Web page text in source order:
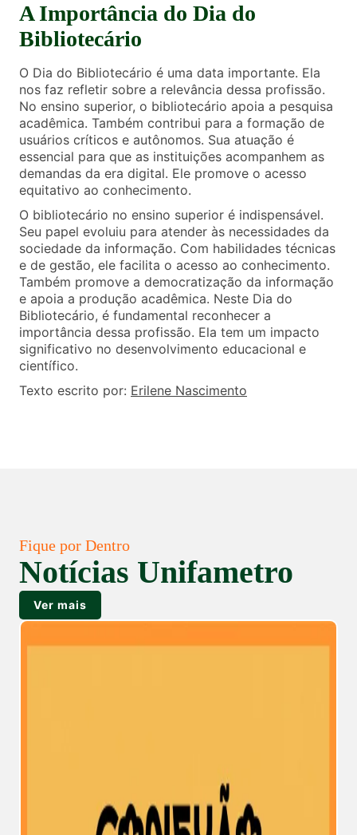
A Importância do Dia do
Bibliotecário
O Dia do Bibliotecário é uma data importante. Ela
nos faz refletir sobre a relevância dessa profissão.
No ensino superior, o bibliotecário apoia a pesquisa
acadêmica. Também contribui para a formação de
usuários críticos e autônomos. Sua atuação é
essencial para que as instituições acompanhem as
demandas da era digital. Ele promove o acesso
equitativo ao conhecimento.
O bibliotecário no ensino superior é indispensável.
Seu papel evoluiu para atender às necessidades da
sociedade da informação. Com habilidades técnicas
e de gestão, ele facilita o acesso ao conhecimento.
Também promove a democratização da informação
e apoia a produção acadêmica. Neste Dia do
Bibliotecário, é fundamental reconhecer a
importância dessa profissão. Ela tem um impacto
significativo no desenvolvimento educacional e
científico.
Texto escrito por: Erilene Nascimento
Fique por Dentro
Notícias Unifametro
Ver mais